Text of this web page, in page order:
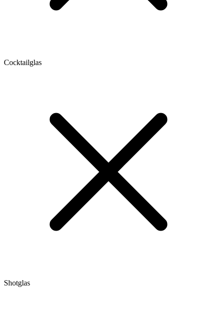
Cocktailglas
Shotglas